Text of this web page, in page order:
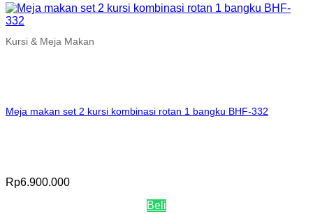
Kursi & Meja Makan
Meja makan set 2 kursi kombinasi rotan 1 bangku BHF-332
Rp6.900.000
Beli